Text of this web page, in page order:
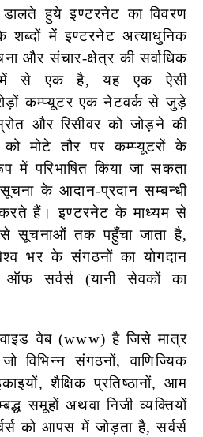
हुये इण्टरनेट का विवरण
शब्दों में इण्टरनेट अत्याधुनिक
और संचार-क्षेत्र की सर्वाधिक
में से एक है, यह एक ऐसी
कम्प्यूटर एक नेटवर्क से जुड़े
और रिसीवर को जोड़ने की
को मोटे तौर पर कम्प्यूटरों के
में परिभाषित किया जा सकता
के आदान-प्रदान सम्बन्धी
हैं। इण्टरनेट के माध्यम से
से सूचनाओं तक पहुँचा जाता है,
भर के संगठनों का योगदान
ऑफ सर्वर्स (यानी सेवकों का
वेब (www) है जिसे मात्र
विभिन्न संगठनों, वाणिज्यिक
शैक्षिक प्रतिष्ठानों, आम
समूहों अथवा निजी व्यक्तियों
को आपस में जोड़ता है, सर्वर्स